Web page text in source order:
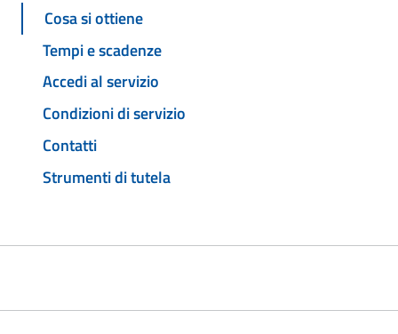
Cosa si ottiene
Tempi e scadenze
Accedi al servizio
Condizioni di servizio
Contatti
Strumenti di tutela